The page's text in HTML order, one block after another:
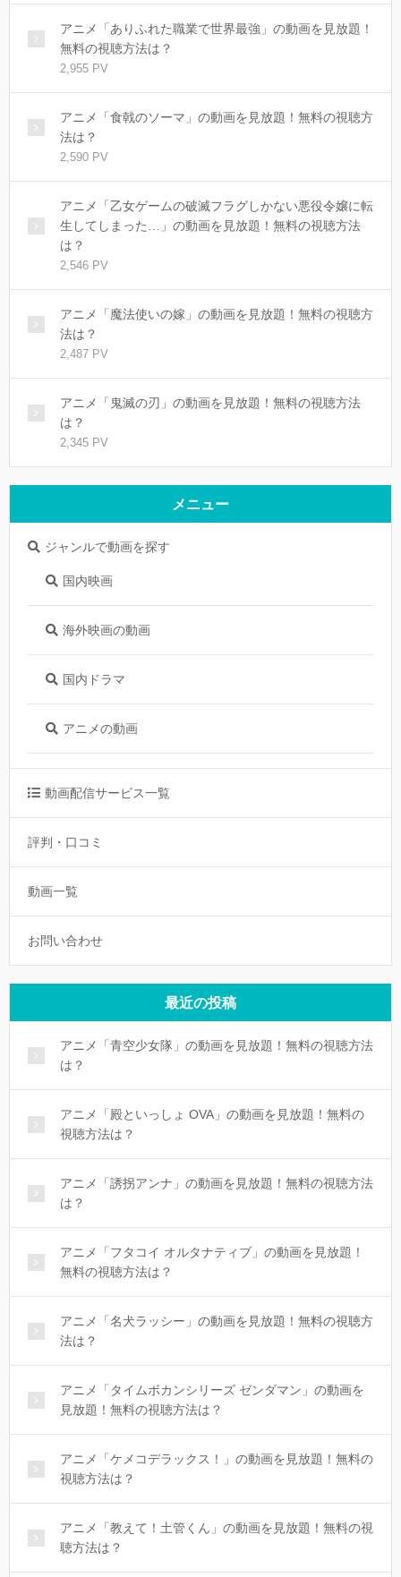
アニメ「ありふれた職業で世界最強」の動画を見放題！
無料の視聴方法は？
2,955 PV
アニメ「食戟のソーマ」の動画を見放題！無料の視聴方
法は？
2,590 PV
アニメ「乙女ゲームの破滅フラグしかない悪役令嬢に転
生してしまった…」の動画を見放題！無料の視聴方法
は？
2,546 PV
アニメ「魔法使いの嫁」の動画を見放題！無料の視聴方
法は？
2,487 PV
アニメ「鬼滅の刃」の動画を見放題！無料の視聴方法
は？
2,345 PV
メニュー
ジャンルで動画を探す
国内映画
海外映画の動画
国内ドラマ
アニメの動画
動画配信サービス一覧
評判・口コミ
動画一覧
お問い合わせ
最近の投稿
アニメ「青空少女隊」の動画を見放題！無料の視聴方法
は？
アニメ「殿といっしょ OVA」の動画を見放題！無料の
視聴方法は？
アニメ「誘拐アンナ」の動画を見放題！無料の視聴方法
は？
アニメ「フタコイ オルタナティブ」の動画を見放題！
無料の視聴方法は？
アニメ「名犬ラッシー」の動画を見放題！無料の視聴方
法は？
アニメ「タイムボカンシリーズ ゼンダマン」の動画を
見放題！無料の視聴方法は？
アニメ「ケメコデラックス！」の動画を見放題！無料の
視聴方法は？
アニメ「教えて！土管くん」の動画を見放題！無料の視
聴方法は？